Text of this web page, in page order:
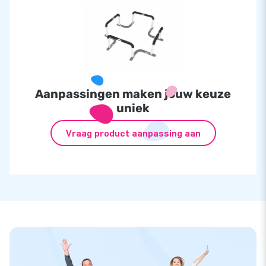
Aanpassingen maken jouw keuze
uniek
Vraag product aanpassing aan